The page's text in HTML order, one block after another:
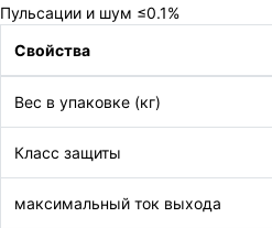
Пульсации и шум ≤0.1%
Свойства
Вес в упаковке (кг)
Класс защиты
максимальный ток выхода